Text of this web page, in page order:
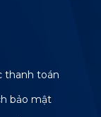
thanh toán
bảo mật